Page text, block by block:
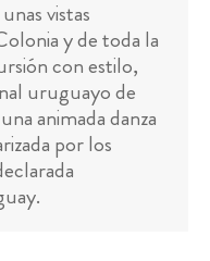
vistas
y de toda la
con estilo,
uruguayo de
animada danza
por los